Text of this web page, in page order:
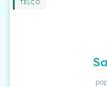
TELCO